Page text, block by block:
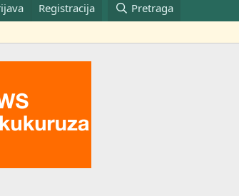
Registracija Pretraga